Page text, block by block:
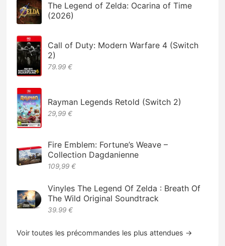
The Legend of Zelda: Ocarina of Time
(2026)
Call of Duty: Modern Warfare 4 (Switch
2)
79.99 €
Rayman Legends Retold (Switch 2)
29,99 €
Fire Emblem: Fortune’s Weave –
Collection Dagdanienne
109,99 €
Vinyles The Legend Of Zelda : Breath Of
The Wild Original Soundtrack
39.99 €
Voir toutes les précommandes les plus attendues →